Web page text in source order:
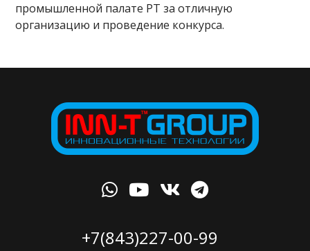
промышленной палате РТ за отличную
организацию и проведение конкурса.
+7(843)227-00-99